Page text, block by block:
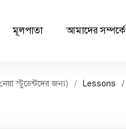
মূলপাতা আমাদের সম্পর্কে
স্টুডেন্টদের জন্য) Lessons